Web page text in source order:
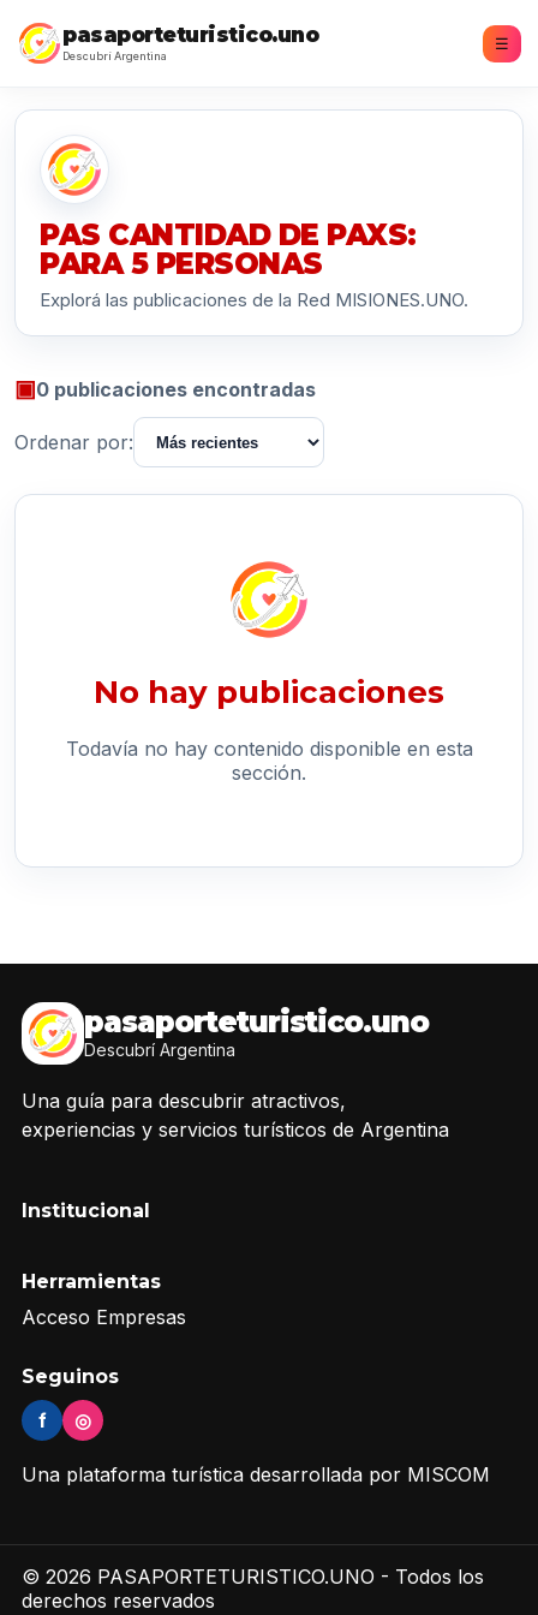
pasaporteturistico.uno
Descubrí Argentina
☰
PAS CANTIDAD DE PAXS:
PARA 5 PERSONAS
Explorá las publicaciones de la Red MISIONES.UNO.
▣0 publicaciones encontradas
Ordenar por:
No hay publicaciones
Todavía no hay contenido disponible en esta
sección.
pasaporteturistico.uno
Descubrí Argentina
Una guía para descubrir atractivos,
experiencias y servicios turísticos de Argentina
Institucional
Herramientas
Acceso Empresas
Seguinos
f ◎
Una plataforma turística desarrollada por MISCOM
© 2026 PASAPORTETURISTICO.UNO - Todos los
derechos reservados